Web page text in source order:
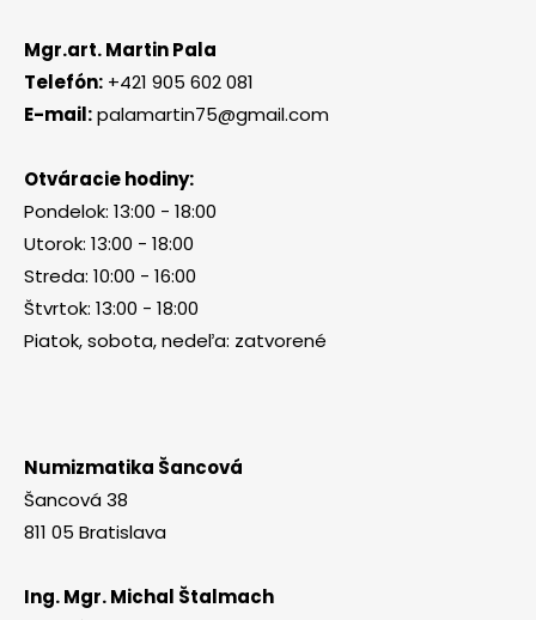
Mgr.art. Martin Pala
Telefón: +421 905 602 081
E-mail:palamartin75@gmail.com
Otváracie hodiny:
Pondelok: 13:00 - 18:00
Utorok: 13:00 - 18:00
Streda: 10:00 - 16:00
Štvrtok: 13:00 - 18:00
Piatok, sobota, nedeľa: zatvorené
Numizmatika Šancová
Šancová 38
811 05 Bratislava
Ing. Mgr. Michal Štalmach